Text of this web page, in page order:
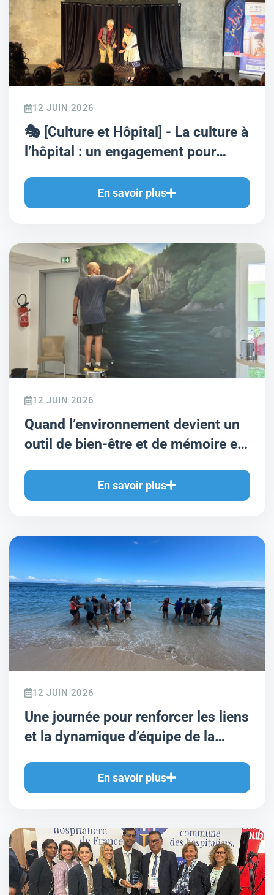
12 JUIN 2026
🎭 [Culture et Hôpital] - La culture à
l’hôpital : un engagement pour
En savoir plus
12 JUIN 2026
Quand l’environnement devient un
outil de bien-être et de mémoire en
En savoir plus
12 JUIN 2026
Une journée pour renforcer les liens
et la dynamique d’équipe de la
Psychologique de l’Océan Indien
En savoir plus